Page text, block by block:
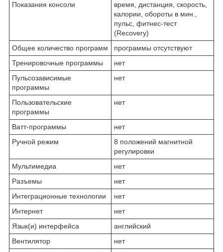
Показания консоли
время, дистанция, скорость,
калории, обороты в мин.,
пульс, фитнес-тест
(Recovery)
Общее количество программ
программы отсутствуют
Тренировочные программы
нет
Пульсозависимые
программы
нет
Пользовательские
программы
нет
Ватт-программы
нет
Ручной режим
8 положений магнитной
регулировки
Мультимедиа
нет
Разъемы
нет
Интеграционные технологии
нет
Интернет
нет
Язык(и) интерфейса
английский
Вентилятор
нет